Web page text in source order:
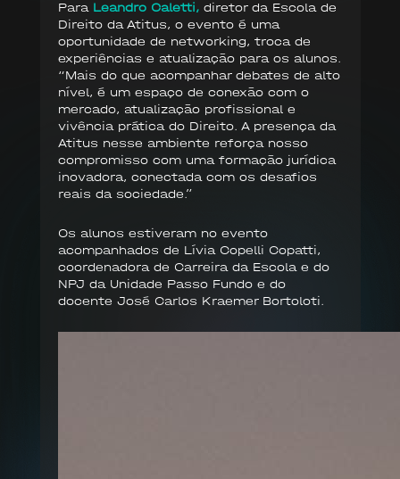
Para Leandro Caletti,diretor da Escola de
Direito da Atitus, o evento é uma
oportunidade de networking, troca de
experiências e atualização para os alunos.
“Mais do que acompanhar debates de alto
nível, é um espaço de conexão com o
mercado, atualização profissional e
vivência prática do Direito. A presença da
Atitus nesse ambiente reforça nosso
compromisso com uma formação jurídica
inovadora, conectada com os desafios
reais da sociedade.”
Os alunos estiveram no evento
acompanhados de Lívia Copelli Copatti,
coordenadora de Carreira da Escola e do
NPJ da Unidade Passo Fundo e do
docente José Carlos Kraemer Bortoloti.